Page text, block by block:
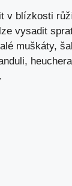
v blízkosti
vysadit
muškáty,